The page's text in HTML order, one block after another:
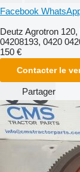
Facebook
Deutz Agrotron
04208193, 0420
150 €
Contacter le
Partager